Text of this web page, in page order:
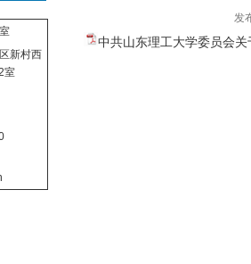
新村西
室
发
中共山东理工大学委员会